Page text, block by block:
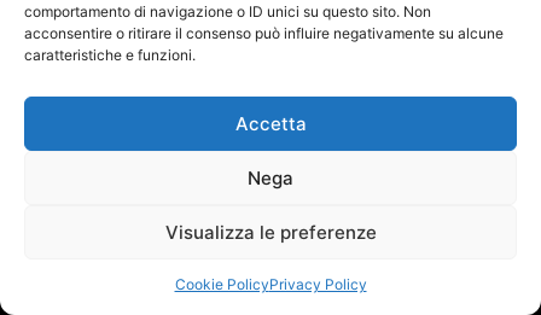
comportamento di navigazione o ID unici su questo sito. Non
acconsentire o ritirare il consenso può influire negativamente su alcune
caratteristiche e funzioni.
Accetta
Nega
Visualizza le preferenze
Cookie PolicyPrivacy Policy